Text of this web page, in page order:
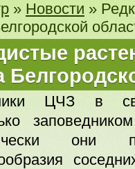
» Новости »
ЦЧЗ в
они